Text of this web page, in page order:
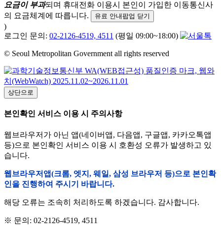
요금이 부과되며 휴대전화 이용시 본인이 가입한 이동통신사
의 요금체계에 따릅니다.
유료 안내팝업 닫기
)
로그인 문의: 02-2126-4519, 4511 (평일 09:00~18:00)
© Seoul Metropolitan Government all rights reserved
상단으로
본인확인 서비스 이용 시 주의사항
웹브라우저가 아닌 앱(네이버앱, 다음앱, 구글앱, 카카오톡앱
등)으로 본인확인 서비스 이용 시 호환성 오류가 발생하고 있
습니다.
웹브라우저앱(크롬, 엣지, 웨일, 삼성 브라우저 등)으로 본인확
인을 진행하여 주시기 바랍니다.
해당 오류는 조속히 처리하도록 하겠습니다. 감사합니다.
※ 문의: 02-2126-4519, 4511